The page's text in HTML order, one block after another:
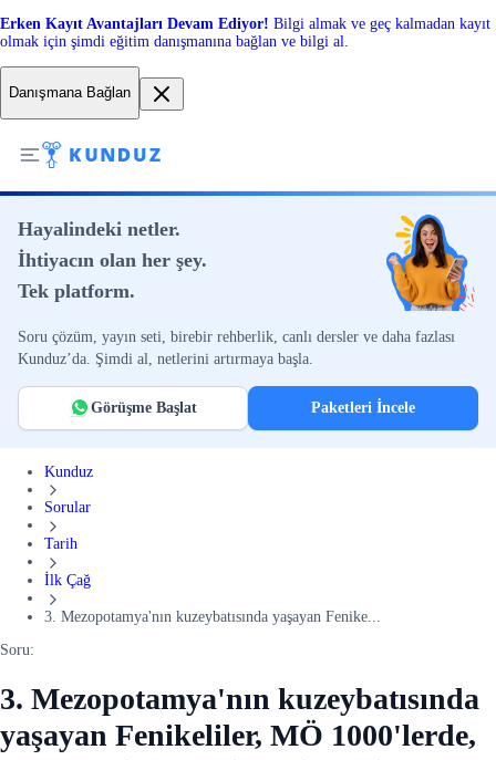
Erken Kayıt Avantajları Devam Ediyor! Bilgi almak ve geç kalmadan kayıt
olmak için şimdi eğitim danışmanına bağlan ve bilgi al.
Danışmana Bağlan
Hayalindeki netler.
İhtiyacın olan her şey.
Tek platform.
Soru çözüm, yayın seti, birebir rehberlik, canlı dersler ve daha fazlası
Kunduz’da. Şimdi al, netlerini artırmaya başla.
Görüşme Başlat Paketleri İncele
Kunduz
Sorular
Tarih
İlk Çağ
3. Mezopotamya'nın kuzeybatısında yaşayan Fenike...
Soru:
3. Mezopotamya'nın kuzeybatısında
yaşayan Fenikeliler, MÖ 1000'lerde,